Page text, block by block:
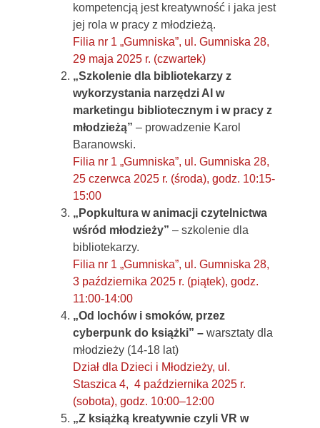
kompetencją jest kreatywność i jaka jest
jej rola w pracy z młodzieżą.
Filia nr 1 „Gumniska”, ul. Gumniska 28,
29 maja 2025 r. (czwartek)
„Szkolenie dla bibliotekarzy z
wykorzystania narzędzi AI w
marketingu bibliotecznym i w pracy z
młodzieżą” – prowadzenie Karol
Baranowski.
Filia nr 1 „Gumniska”, ul. Gumniska 28,
25 czerwca 2025 r. (środa), godz. 10:15-
15:00
„Popkultura w animacji czytelnictwa
wśród młodzieży” – szkolenie dla
bibliotekarzy.
Filia nr 1 „Gumniska”, ul. Gumniska 28,
3 października 2025 r. (piątek), godz.
11:00-14:00
„Od lochów i smoków, przez
cyberpunk do książki” – warsztaty dla
młodzieży (14-18 lat)
Dział dla Dzieci i Młodzieży, ul.
Staszica 4, 4 października 2025 r.
(sobota), godz. 10:00–12:00
„Z książką kreatywnie czyli VR w